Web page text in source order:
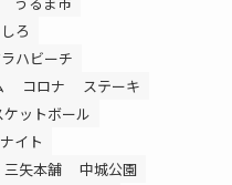
ろ
ハビーチ
コロナ
ステーキ
ケットボール
イト
三矢本舗
中城公園